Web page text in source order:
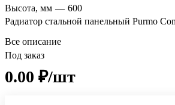
Высота, мм — 600
Радиатор стальной панельный Purmo
Все описание
Под заказ
0.00 ₽/шт